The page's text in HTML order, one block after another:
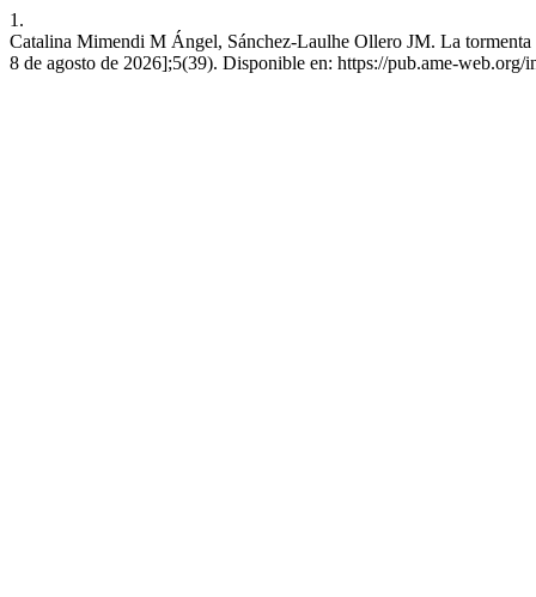
1.
Catalina Mimendi M Ángel, Sánchez-Laulhe Ollero JM. La
8 de agosto de 2026];5(39). Disponible en: https://pub.ame-